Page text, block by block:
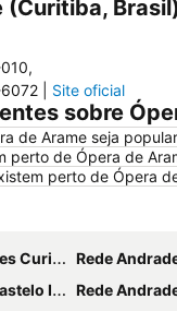
(Curitiba,
,
Site oficial
sobre
de Arame seja
perto de Ópera de
perto de Ópera
Rede
Itaipava
Rede